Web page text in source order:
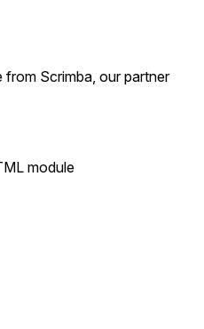
Scrimba, our partner
module